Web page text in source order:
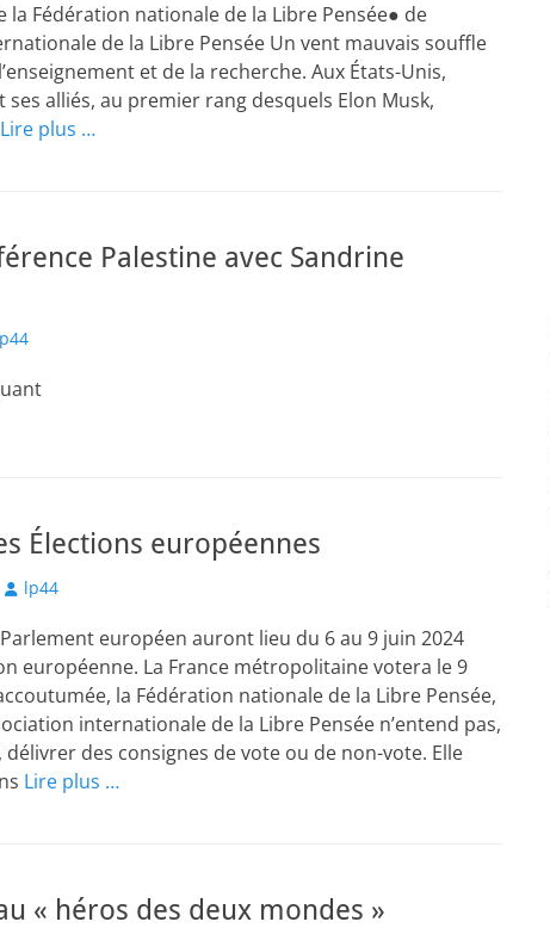
la Fédération nationale de la Libre Pensée● de
de la Libre Pensée Un vent mauvais souffle
et de la recherche. Aux États-Unis,
ses alliés, au premier rang desquels Elon Musk,
Lire plus …
Palestine avec Sandrine
Élections européennes
Author
lp44
européen auront lieu du 6 au 9 juin 2024
européenne. La France métropolitaine votera le 9
la Fédération nationale de la Libre Pensée,
internationale de la Libre Pensée n’entend pas,
délivrer des consignes de vote ou de non-vote. Elle
Lire plus …
« héros des deux mondes »